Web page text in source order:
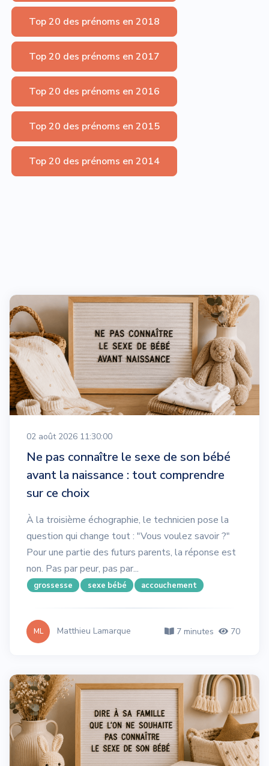
Top 20 des prénoms en 2018
Top 20 des prénoms en 2017
Top 20 des prénoms en 2016
Top 20 des prénoms en 2015
Top 20 des prénoms en 2014
02 août 2026 11:30:00
Ne pas connaître le sexe de son bébé
avant la naissance : tout comprendre
sur ce choix
À la troisième échographie, le technicien pose la
question qui change tout : "Vous voulez savoir ?"
Pour une partie des futurs parents, la réponse est
non. Pas par peur, pas par...
grossesse sexe bébé accouchement
ML Matthieu Lamarque 7 minutes 70